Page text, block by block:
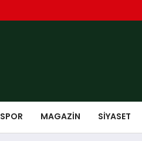
SPOR MAGAZIN SIYASET